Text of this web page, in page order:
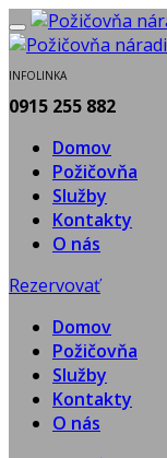
INFOLINKA
0915 255 882
Domov
Požičovňa
Služby
Kontakty
O nás
Rezervovať
Domov
Požičovňa
Služby
Kontakty
O nás